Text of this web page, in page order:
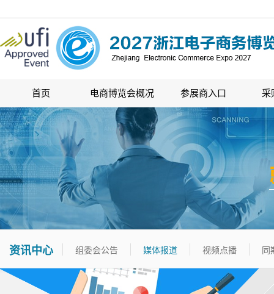
首页 电商博览会概况 参展商入口 采
资讯中心 组委会公告 媒体报道 视频点播 同